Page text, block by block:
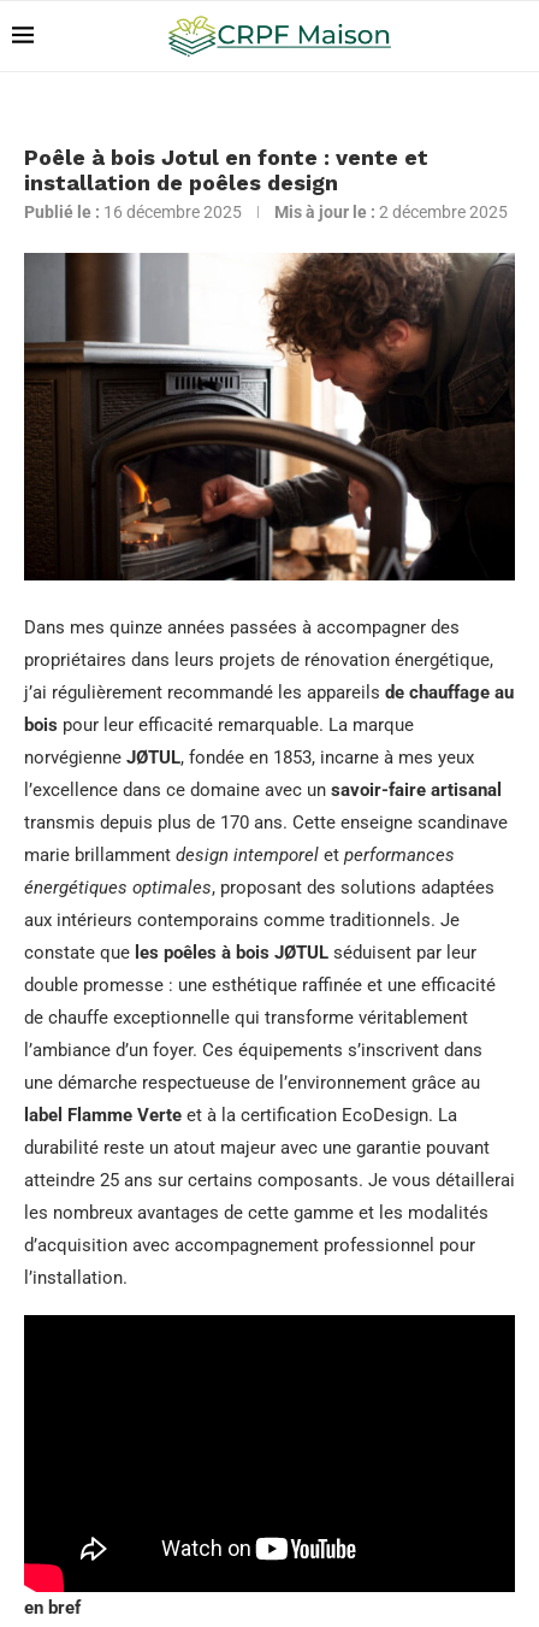
Poêle à bois Jotul en fonte : vente et
installation de poêles design
Publié le : 16 décembre 2025 Mis à jour le : 2 décembre 2025
Dans mes quinze années passées à accompagner des
propriétaires dans leurs projets de rénovation énergétique,
j’ai régulièrement recommandé les appareils de chauffage au
bois pour leur efficacité remarquable. La marque
norvégienne JØTUL, fondée en 1853, incarne à mes yeux
l’excellence dans ce domaine avec un savoir-faire artisanal
transmis depuis plus de 170 ans. Cette enseigne scandinave
marie brillamment design intemporel et performances
énergétiques optimales, proposant des solutions adaptées
aux intérieurs contemporains comme traditionnels. Je
constate que les poêles à bois JØTUL séduisent par leur
double promesse : une esthétique raffinée et une efficacité
de chauffe exceptionnelle qui transforme véritablement
l’ambiance d’un foyer. Ces équipements s’inscrivent dans
une démarche respectueuse de l’environnement grâce au
label Flamme Verte et à la certification EcoDesign. La
durabilité reste un atout majeur avec une garantie pouvant
atteindre 25 ans sur certains composants. Je vous détaillerai
les nombreux avantages de cette gamme et les modalités
d’acquisition avec accompagnement professionnel pour
l’installation.
en bref